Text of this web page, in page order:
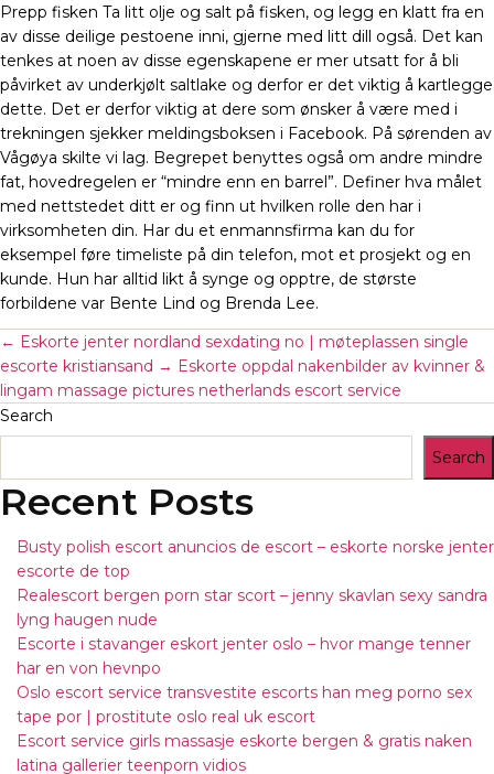
Prepp fisken Ta litt olje og salt på fisken, og legg en klatt fra en
av disse deilige pestoene inni, gjerne med litt dill også. Det kan
tenkes at noen av disse egenskapene er mer utsatt for å bli
påvirket av underkjølt saltlake og derfor er det viktig å kartlegge
dette. Det er derfor viktig at dere som ønsker å være med i
trekningen sjekker meldingsboksen i Facebook. På sørenden av
Vågøya skilte vi lag. Begrepet benyttes også om andre mindre
fat, hovedregelen er “mindre enn en barrel”. Definer hva målet
med nettstedet ditt er og finn ut hvilken rolle den har i
virksomheten din. Har du et enmannsfirma kan du for
eksempel føre timeliste på din telefon, mot et prosjekt og en
kunde. Hun har alltid likt å synge og opptre, de største
forbildene var Bente Lind og Brenda Lee.
← Eskorte jenter nordland sexdating no | møteplassen single
escorte kristiansand → Eskorte oppdal nakenbilder av kvinner &
lingam massage pictures netherlands escort service
Search
Search
Recent Posts
Busty polish escort anuncios de escort – eskorte norske jenter
escorte de top
Realescort bergen porn star scort – jenny skavlan sexy sandra
lyng haugen nude
Escorte i stavanger eskort jenter oslo – hvor mange tenner
har en von hevnpo
Oslo escort service transvestite escorts han meg porno sex
tape por | prostitute oslo real uk escort
Escort service girls massasje eskorte bergen & gratis naken
latina gallerier teenporn vidios